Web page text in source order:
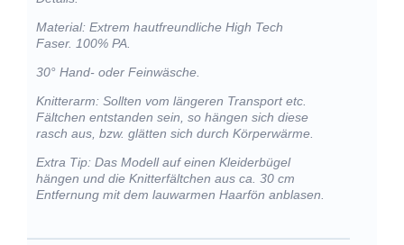
Material: Extrem hautfreundliche High Tech
Faser. 100% PA.
30° Hand- oder Feinwäsche.
Knitterarm: Sollten vom längeren Transport etc.
Fältchen entstanden sein, so hängen sich diese
rasch aus, bzw. glätten sich durch Körperwärme.
Extra Tip: Das Modell auf einen Kleiderbügel
hängen und die Knitterfältchen aus ca. 30 cm
Entfernung mit dem lauwarmen Haarfön anblasen.